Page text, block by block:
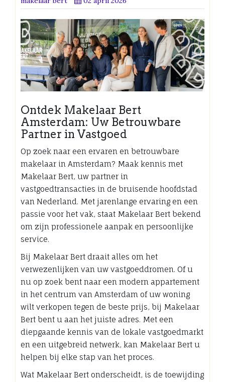
Ontdek Makelaar Bert
Amsterdam: Uw Betrouwbare
Partner in Vastgoed
Op zoek naar een ervaren en betrouwbare
makelaar in Amsterdam? Maak kennis met
Makelaar Bert, uw partner in
vastgoedtransacties in de bruisende hoofdstad
van Nederland. Met jarenlange ervaring en een
passie voor het vak, staat Makelaar Bert bekend
om zijn professionele aanpak en persoonlijke
service.
Bij Makelaar Bert draait alles om het
verwezenlijken van uw vastgoeddromen. Of u
nu op zoek bent naar een modern appartement
in het centrum van Amsterdam of uw woning
wilt verkopen tegen de beste prijs, bij Makelaar
Bert bent u aan het juiste adres. Met een
diepgaande kennis van de lokale vastgoedmarkt
en een uitgebreid netwerk, kan Makelaar Bert u
helpen bij elke stap van het proces.
Wat Makelaar Bert onderscheidt, is de toewijding